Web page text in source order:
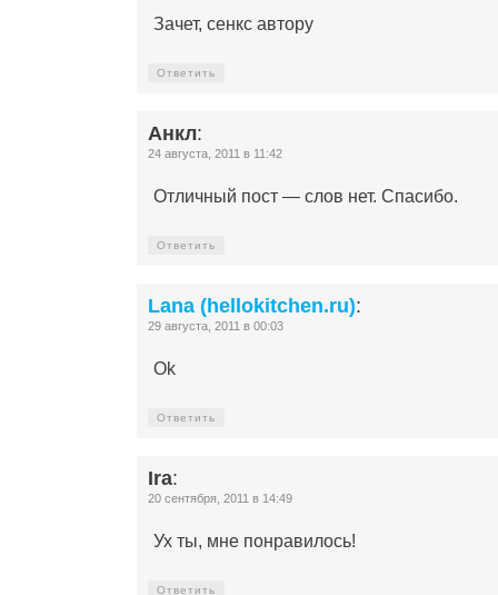
Зачет, сенкс автору
Ответить
Анкл:
24 августа, 2011 в 11:42
Отличный пост — слов нет. Спасибо.
Ответить
Lana (hellokitchen.ru):
29 августа, 2011 в 00:03
Ok
Ответить
Ira:
20 сентября, 2011 в 14:49
Ух ты, мне понравилось!
Ответить